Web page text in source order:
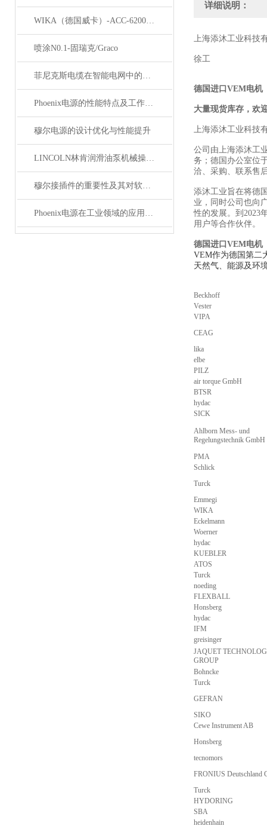
WIKA（德国威卡）-ACC-6200系列压力变送器简介
喷涂N0.1-固瑞克/Graco
菲尼克斯电缆在智能电网中的应用
Phoenix电源的性能特点及工作温度分析
穆尔电源的设计优化与性能提升
LINCOLN林肯润滑油泵机械操作原理
穆尔接插件的重要性及其对软件开发的影响
Phoenix电源在工业领域的应用与优势
详细说明：
上海添沐工业科技
徐工
德国进口VEM电机
大量现货库存，欢
上海添沐工业科技
公司由上海添沐工
务；德国办公室位
洽、采购、联系售
添沐工业旨在将德
业，同时公司也向
性的发展。到2023
用户等合作伙伴。
德国进口VEM电机
VEM作为德国第二
天然气、能源及环
Beckhoff
Vester
VIPA
CEAG
lika
elbe
PILZ
air torque GmbH
BTSR
hydac
SICK
Ahlborn Mess- und
Regelungstechnik GmbH
PMA
Schlick
Turck
Emmegi
WIKA
Eckelmann
Woerner
hydac
KUEBLER
ATOS
Turck
noeding
FLEXBALL
Honsberg
hydac
IFM
greisinger
JAQUET
GROUP
Bohncke
Turck
GEFRAN
SIKO
Cewe Instrument AB
Honsberg
tecnomors
FRONIUS Deutschland
Turck
HYDORING
SBA
heidenhain